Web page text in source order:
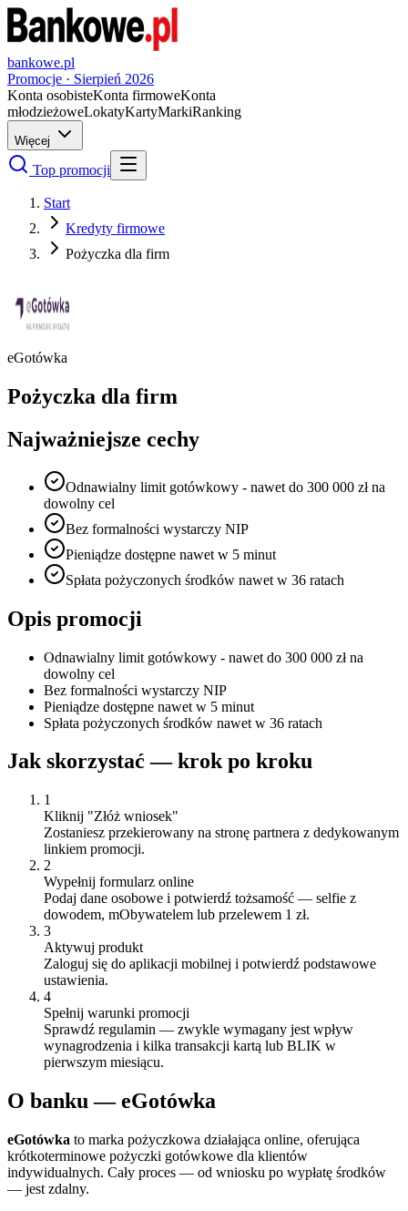
bankowe.pl
Promocje · Sierpień 2026
Konta osobisteKonta firmoweKonta
młodzieżoweLokatyKartyMarkiRanking
Więcej
Top promocji
Start
Kredyty firmowe
Pożyczka dla firm
eGotówka
Pożyczka dla firm
Najważniejsze cechy
Odnawialny limit gotówkowy - nawet do 300 000 zł na
dowolny cel
Bez formalności wystarczy NIP
Pieniądze dostępne nawet w 5 minut
Spłata pożyczonych środków nawet w 36 ratach
Opis promocji
Odnawialny limit gotówkowy - nawet do 300 000 zł na
dowolny cel
Bez formalności wystarczy NIP
Pieniądze dostępne nawet w 5 minut
Spłata pożyczonych środków nawet w 36 ratach
Jak skorzystać — krok po kroku
1
Kliknij "Złóż wniosek"
Zostaniesz przekierowany na stronę partnera z dedykowanym
linkiem promocji.
2
Wypełnij formularz online
Podaj dane osobowe i potwierdź tożsamość — selfie z
dowodem, mObywatelem lub przelewem 1 zł.
3
Aktywuj produkt
Zaloguj się do aplikacji mobilnej i potwierdź podstawowe
ustawienia.
4
Spełnij warunki promocji
Sprawdź regulamin — zwykle wymagany jest wpływ
wynagrodzenia i kilka transakcji kartą lub BLIK w
pierwszym miesiącu.
O banku—eGotówka
eGotówka to marka pożyczkowa działająca online, oferująca
krótkoterminowe pożyczki gotówkowe dla klientów
indywidualnych. Cały proces — od wniosku po wypłatę środków
— jest zdalny.